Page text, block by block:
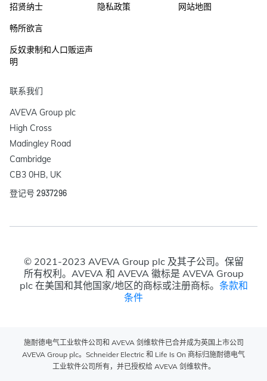
招贤纳士
畅所欲言
反奴隶制和人口贩运声
明
隐私政策
网站地图
联系我们
AVEVA Group plc
High Cross
Madingley Road
Cambridge
CB3 0HB, UK
登记号 2937296
© 2021-2023 AVEVA Group plc 及其子公司。保留
所有权利。AVEVA 和 AVEVA 徽标是 AVEVA Group
plc 在美国和其他国家/地区的商标或注册商标。 条款和
条件
施耐德电气工业软件公司和 AVEVA 剑维软件已合并成为英国上市公司
AVEVA Group plc。Schneider Electric 和 Life Is On 商标归施耐德电气
工业软件公司所有，并已授权给 AVEVA 剑维软件。